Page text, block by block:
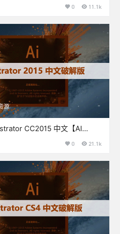
0 11.1k
源
CC2015 中文【AI
0 21.1k